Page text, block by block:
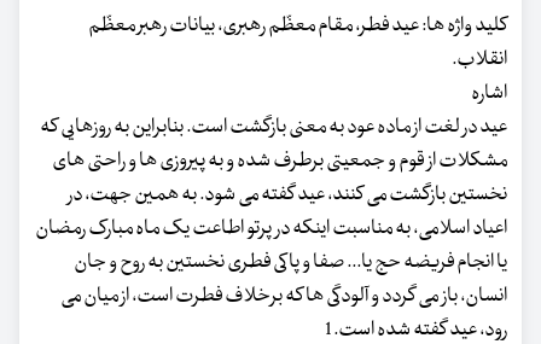
کلید واژه ها: عید فطر، مقام معظّم رهبری، بیانات رهبر معظّم
انقلاب.
اشاره
عید در لغت از ماده عود به معنی بازگشت است. بنابراین به روزهایی که
مشکلات از قوم و جمعیتی برطرف شده و به پیروزی ها و راحتی های
نخستین بازگشت می کنند، عید گفته می شود. به همین جهت، در
اعیاد اسلامی، به مناسبت اینکه در پرتو اطاعت یک ماه مبارک رمضان
یا انجام فریضه حج یا... صفا و پاکی فطری نخستین به روح و جان
انسان، باز می گردد و آلودگی ها که برخلاف فطرت است، از میان می
رود، عید گفته شده است.1